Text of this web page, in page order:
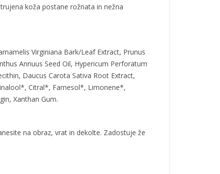
koža postane rožnata in nežna
Virginiana Bark/Leaf Extract, Prunus
Annuus Seed Oil, Hypericum Perforatum
Daucus Carota Sativa Root Extract,
Citral*, Farnesol*, Limonene*,
Xanthan Gum.
na obraz, vrat in dekolte. Zadostuje že